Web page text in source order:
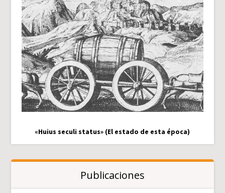
«Huius seculi status» (El estado de esta época)
Publicaciones